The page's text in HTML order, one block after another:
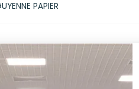
PAPIER